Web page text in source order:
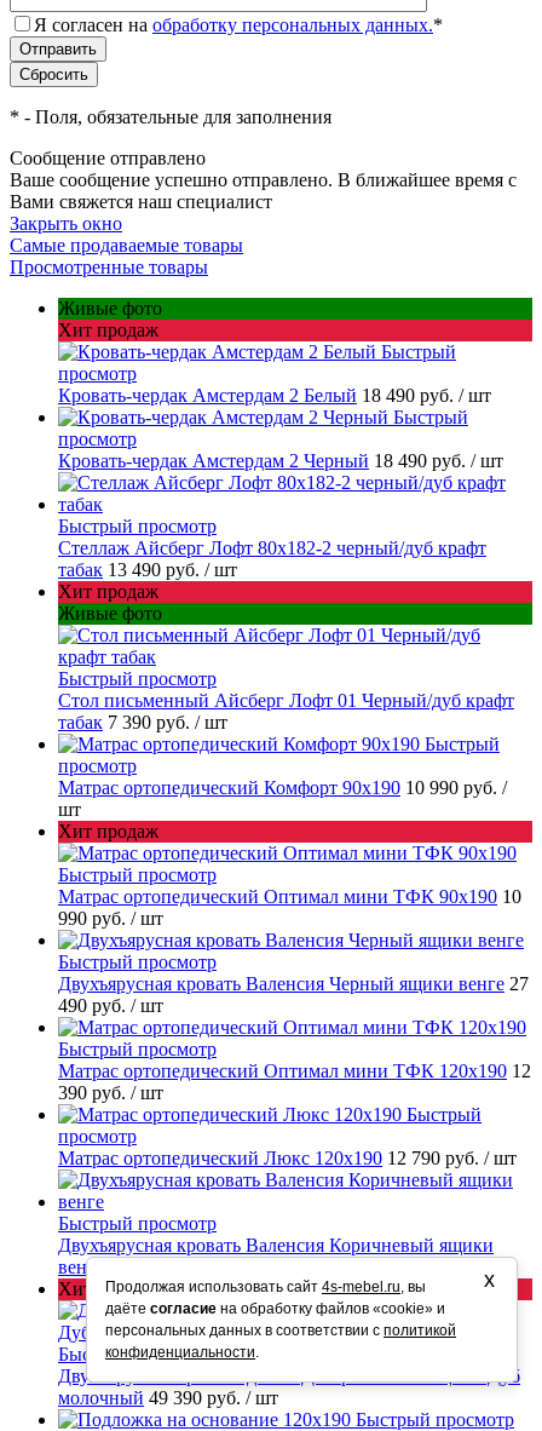
Я согласен на обработку персональных данных.*
* - Поля, обязательные для заполнения
Сообщение отправлено
Ваше сообщение успешно отправлено. В ближайшее время с
Вами свяжется наш специалист
Закрыть окно
Самые продаваемые товары
Просмотренные товары
Живые фото
Хит продаж
Быстрый
просмотр
Кровать-чердак Амстердам 2 Белый 18 490 руб. / шт
Быстрый
просмотр
Кровать-чердак Амстердам 2 Черный 18 490 руб. / шт
Быстрый просмотр
Стеллаж Айсберг Лофт 80х182-2 черный/дуб крафт
табак 13 490 руб. / шт
Хит продаж
Живые фото
Быстрый просмотр
Стол письменный Айсберг Лофт 01 Черный/дуб крафт
табак 7 390 руб. / шт
Быстрый
просмотр
Матрас ортопедический Комфорт 90х190 10 990 руб. /
шт
Хит продаж
Быстрый просмотр
Матрас ортопедический Оптимал мини ТФК 90х190 10
990 руб. / шт
Быстрый просмотр
Двухъярусная кровать Валенсия Черный ящики венге 27
490 руб. / шт
Быстрый просмотр
Матрас ортопедический Оптимал мини ТФК 120х190 12
390 руб. / шт
Быстрый
просмотр
Матрас ортопедический Люкс 120х190 12 790 руб. / шт
Быстрый просмотр
Двухъярусная кровать Валенсия Коричневый ящики
венге
Хит продаж
Быстрый просмотр
Двухъярусная кровать-диван Дакар 1 Белый ящики Дуб
молочный 49 390 руб. / шт
Быстрый просмотр
Продолжая использовать сайт 4s-mebel.ru, вы
даёте согласие на обработку файлов «cookie» и
персональных данных в соответствии с политикой
конфиденциальности.
х